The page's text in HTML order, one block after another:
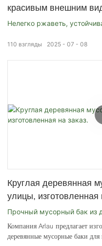
красивым внешним
возможностями,
Нелегко ржаветь,
чистый 2025 07 08
110 взгляды
Круглая деревянная
улицы, изготовленная
Прочный мусорный бак из
Компания Arlau предлагает
деревянные мусорные баки